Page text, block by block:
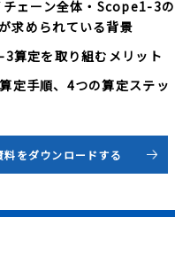
チェーン全体・Scope1-3の
求められている背景
算定を取り組むメリット
定手順、4つの算定ステッ
料をダウンロードする